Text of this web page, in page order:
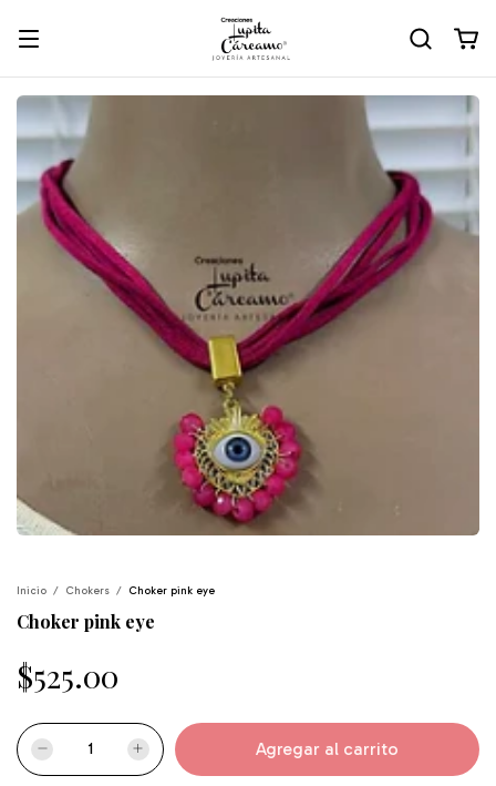
Inicio / Chokers / Choker pink eye
Choker pink eye
$525.00